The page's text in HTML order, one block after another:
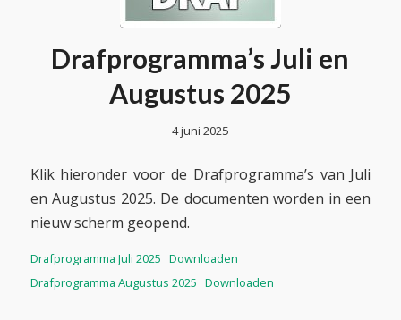
Drafprogramma’s Juli en
Augustus 2025
4 juni 2025
Klik hieronder voor de Drafprogramma’s van Juli
en Augustus 2025. De documenten worden in een
nieuw scherm geopend.
Drafprogramma Juli 2025 Downloaden
Drafprogramma Augustus 2025 Downloaden